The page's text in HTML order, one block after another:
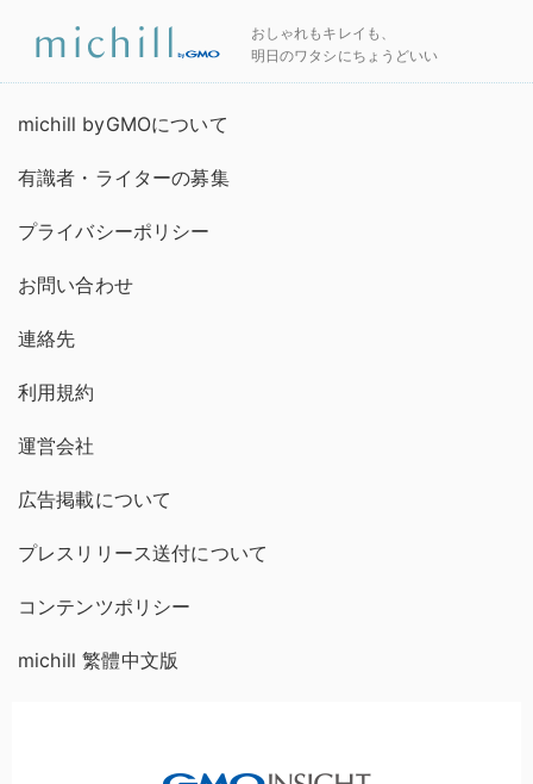
おしゃれもキレイも、
明日のワタシにちょうどいい
michill byGMOについて
有識者・ライターの募集
プライバシーポリシー
お問い合わせ
連絡先
利用規約
運営会社
広告掲載について
プレスリリース送付について
コンテンツポリシー
michill 繁體中文版